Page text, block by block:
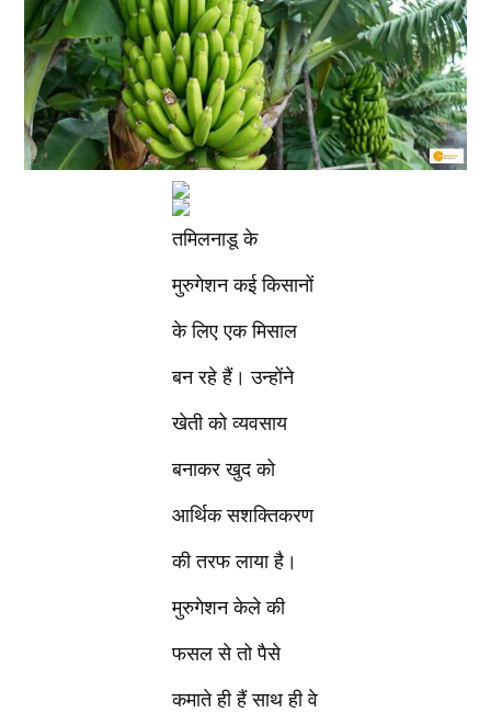
तमिलनाडू के
मुरुगेशन कई किसानों
के लिए एक मिसाल
बन रहे हैं। उन्होंने
खेती को व्यवसाय
बनाकर खुद को
आर्थिक सशक्तिकरण
की तरफ लाया है।
मुरुगेशन केले की
फसल से तो पैसे
कमाते ही हैं साथ ही वे